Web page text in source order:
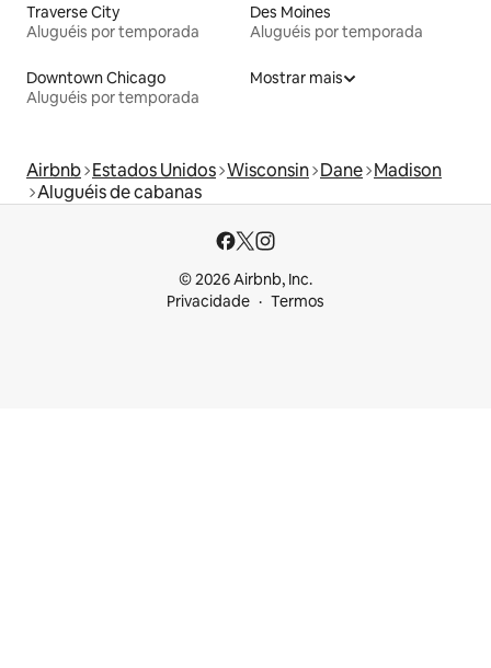
Traverse City
Aluguéis por temporada
Des Moines
Aluguéis por temporada
Downtown Chicago
Aluguéis por temporada
Mostrar mais
Airbnb Estados Unidos Wisconsin Dane Madison
Aluguéis de cabanas
© 2026 Airbnb, Inc.
Privacidade
Termos